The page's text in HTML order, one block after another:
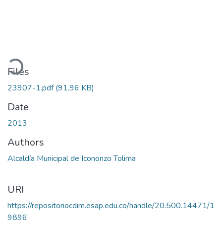
Files
23907-1.pdf(91.96 KB)
Date
2013
Authors
Alcaldía Municipal de Icononzo Tolima
URI
https://repositoriocdim.esap.edu.co/handle/20.500.14471/1
9896